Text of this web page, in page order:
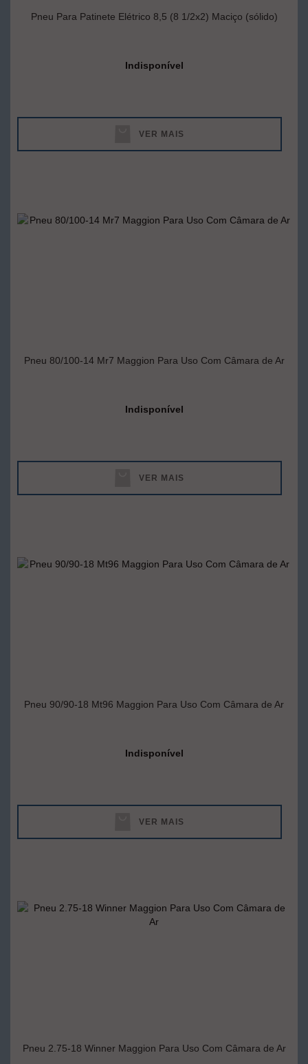
Pneu Para Patinete Elétrico 8,5 (8 1/2x2) Maciço (sólido)
Indisponível
VER MAIS
Pneu 80/100-14 Mr7 Maggion Para Uso Com Câmara de Ar
Indisponível
VER MAIS
Pneu 90/90-18 Mt96 Maggion Para Uso Com Câmara de Ar
Indisponível
VER MAIS
Pneu 2.75-18 Winner Maggion Para Uso Com Câmara de Ar